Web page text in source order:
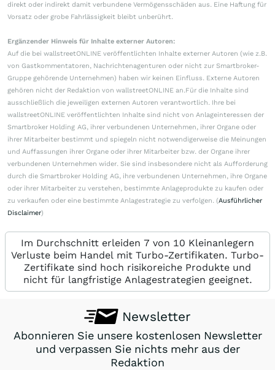
direkt oder indirekt damit verbundene Vermögensschäden aus. Eine Haftung für
Vorsatz oder grobe Fahrlässigkeit bleibt unberührt.
Ergänzender Hinweis für Inhalte externer Autoren:
Auf die bei wallstreetONLINE veröffentlichten Inhalte externer Autoren (wie z.B.
von Gastkommentatoren, Nachrichtenagenturen oder nicht zur Smartbroker-
Gruppe gehörende Unternehmen) haben wir keinen Einfluss. Externe Autoren
gehören nicht der Redaktion von wallstreetONLINE an.Für die Inhalte sind
ausschließlich die jeweiligen externen Autoren verantwortlich. Ihre bei
wallstreetONLINE veröffentlichten Inhalte sind nicht von Anlageinteressen der
Smartbroker Holding AG, ihrer verbundenen Unternehmen, ihrer Organe oder
ihrer Mitarbeiter bestimmt und spiegeln nicht notwendigerweise die Meinungen
und Auffassungen ihrer Organe oder ihrer Mitarbeiter bzw. der Organe ihrer
verbundenen Unternehmen wider. Sie sind insbesondere nicht als Aufforderung
durch die Smartbroker Holding AG, ihre verbundenen Unternehmen, ihre Organe
oder ihrer Mitarbeiter zu verstehen, bestimmte Anlageprodukte zu kaufen oder
zu verkaufen oder eine bestimmte Anlagestrategie zu verfolgen. (Ausführlicher
Disclaimer)
Im Durchschnitt erleiden 7 von 10 Kleinanlegern
Verluste beim Handel mit Turbo-Zertifikaten. Turbo-
Zertifikate sind hoch risikoreiche Produkte und
nicht für langfristige Anlagestrategien geeignet.
Newsletter
Abonnieren Sie unsere kostenlosen Newsletter
und verpassen Sie nichts mehr aus der
Redaktion